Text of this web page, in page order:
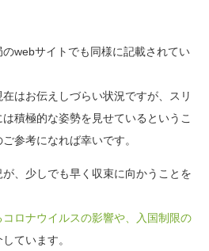
webサイトでも同様に記載されてい
はお伝えしづらい状況ですが、スリ
積極的な姿勢を見せているというこ
参考になれば幸いです。
、少しでも早く収束に向かうことを
ロナウイルスの影響や、入国制限の
ています。